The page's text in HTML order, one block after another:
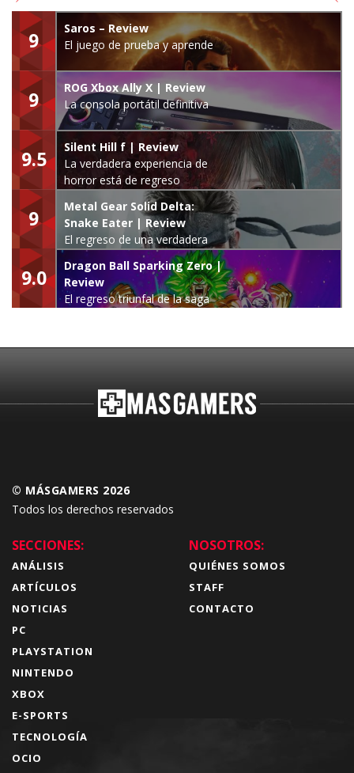
9
Saros – Review
El juego de prueba y aprende
9
ROG Xbox Ally X | Review
La consola portátil definitiva
9.5
Silent Hill f | Review
La verdadera experiencia de
horror está de regreso
9
Metal Gear Solid Delta:
Snake Eater | Review
El regreso de una verdadera
leyenda
9.0
Dragon Ball Sparking Zero |
Review
El regreso triunfal de la saga
© MÁSGAMERS 2026
Todos los derechos reservados
SECCIONES:
ANÁLISIS
ARTÍCULOS
NOTICIAS
PC
PLAYSTATION
NINTENDO
XBOX
E-SPORTS
TECNOLOGÍA
OCIO
NOSOTROS:
QUIÉNES SOMOS
STAFF
CONTACTO